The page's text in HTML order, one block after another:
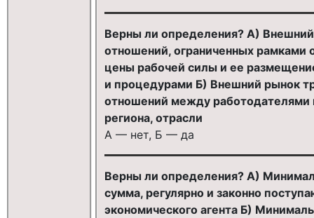
Верны ли определения? А)
отношений, ограниченных рамками
цены рабочей силы и ее
и процедурами Б) Внешний рынок
отношений между работодателями
региона, отрасли
А — нет, Б — да
Верны ли определения? А)
сумма, регулярно и законно
экономического агента Б)